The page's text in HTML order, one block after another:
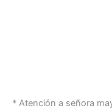
* Atención a señora